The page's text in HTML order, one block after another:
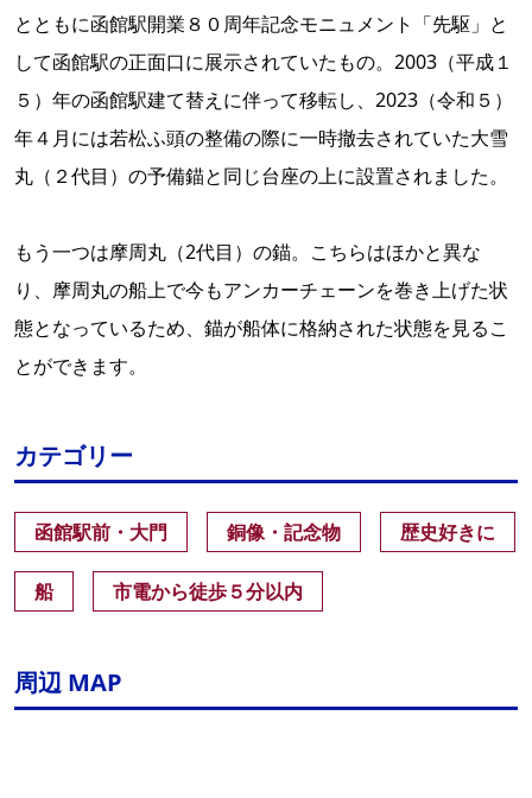
とともに函館駅開業８０周年記念モニュメント「先駆」と
して函館駅の正面口に展示されていたもの。2003（平成１
５）年の函館駅建て替えに伴って移転し、2023（令和５）
年４月には若松ふ頭の整備の際に一時撤去されていた大雪
丸（２代目）の予備錨と同じ台座の上に設置されました。
もう一つは摩周丸（2代目）の錨。こちらはほかと異な
り、摩周丸の船上で今もアンカーチェーンを巻き上げた状
態となっているため、錨が船体に格納された状態を見るこ
とができます。
カテゴリー
函館駅前・大門 銅像・記念物 歴史好きに
船 市電から徒歩５分以内
周辺 MAP